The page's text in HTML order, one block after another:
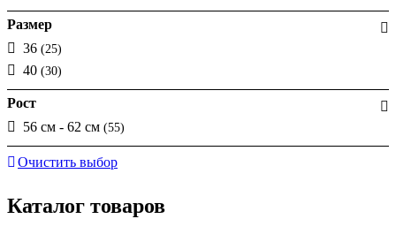
Размер
36 (25)
40 (30)
Рост
56 см - 62 см (55)
Очистить выбор
Каталог товаров